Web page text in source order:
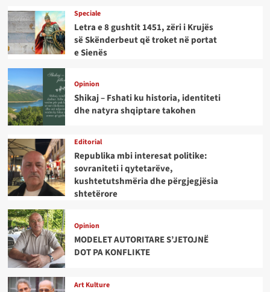
Speciale
Letra e 8 gushtit 1451, zëri i Krujës
së Skënderbeut që troket në portat
e Sienës
Opinion
Shikaj – Fshati ku historia, identiteti
dhe natyra shqiptare takohen
Editorial
Republika mbi interesat politike:
sovraniteti i qytetarëve,
kushtetutshmëria dhe përgjegjësia
shtetërore
Opinion
MODELET AUTORITARE S’JETOJNË
DOT PA KONFLIKTE
Art Kulture